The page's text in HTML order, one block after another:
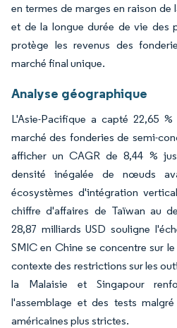
en termes de marges en raison
et de la longue durée de vie des
protège les revenus des
marché final unique.
Analyse géographique
L'Asie-Pacifique a capté 22,65
marché des fonderies de semi-
afficher un CAGR de 8,44 %
densité inégalée de nœuds
écosystèmes d'intégration
chiffre d'affaires de Taïwan au
28,87 milliards USD souligne
SMIC en Chine se concentre sur
contexte des restrictions sur les
la Malaisie et Singapour
l'assemblage et des tests
américaines plus strictes.